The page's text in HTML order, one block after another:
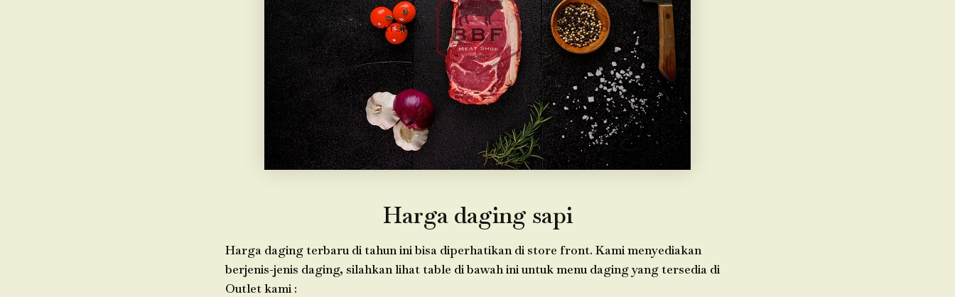
Harga daging sapi
Harga daging terbaru di tahun ini bisa diperhatikan di store front. Kami menyediakan
berjenis-jenis daging, silahkan lihat table di bawah ini untuk menu daging yang tersedia di
Outlet kami :